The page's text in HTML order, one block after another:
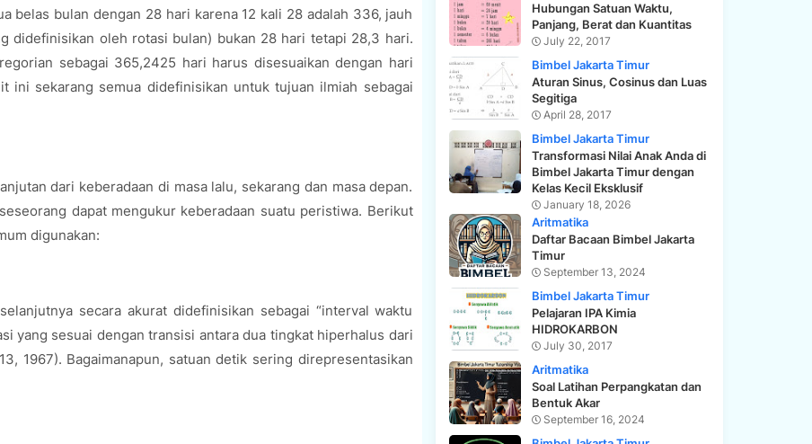
belas bulan dengan 28 hari karena 12 kali 28 adalah 336, jauh
didefinisikan oleh rotasi bulan) bukan 28 hari tetapi 28,3 hari.
sebagai 365,2425 hari harus disesuaikan dengan hari
ini sekarang semua didefinisikan untuk tujuan ilmiah sebagai
dari keberadaan di masa lalu, sekarang dan masa depan.
dapat mengukur keberadaan suatu peristiwa. Berikut
digunakan:
secara akurat didefinisikan sebagai “interval waktu
yang sesuai dengan transisi antara dua tingkat hiperhalus dari
1967). Bagaimanapun, satuan detik sering direpresentasikan
Hubungan Satuan Waktu,
Panjang, Berat dan Kuantitas
July 22, 2017
Bimbel Jakarta Timur
Aturan Sinus, Cosinus dan Luas
Segitiga
April 28, 2017
Bimbel Jakarta Timur
Transformasi Nilai Anak Anda di
Bimbel Jakarta Timur dengan
Kelas Kecil Eksklusif
January 18, 2026
Aritmatika
Daftar Bacaan Bimbel Jakarta
Timur
September 13, 2024
Bimbel Jakarta Timur
Pelajaran IPA Kimia
HIDROKARBON
July 30, 2017
Aritmatika
Soal Latihan Perpangkatan dan
Bentuk Akar
September 16, 2024